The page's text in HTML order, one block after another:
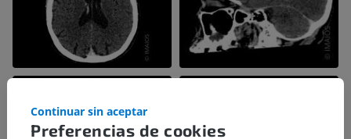
Preferencias de cookies
Continuar sin aceptar